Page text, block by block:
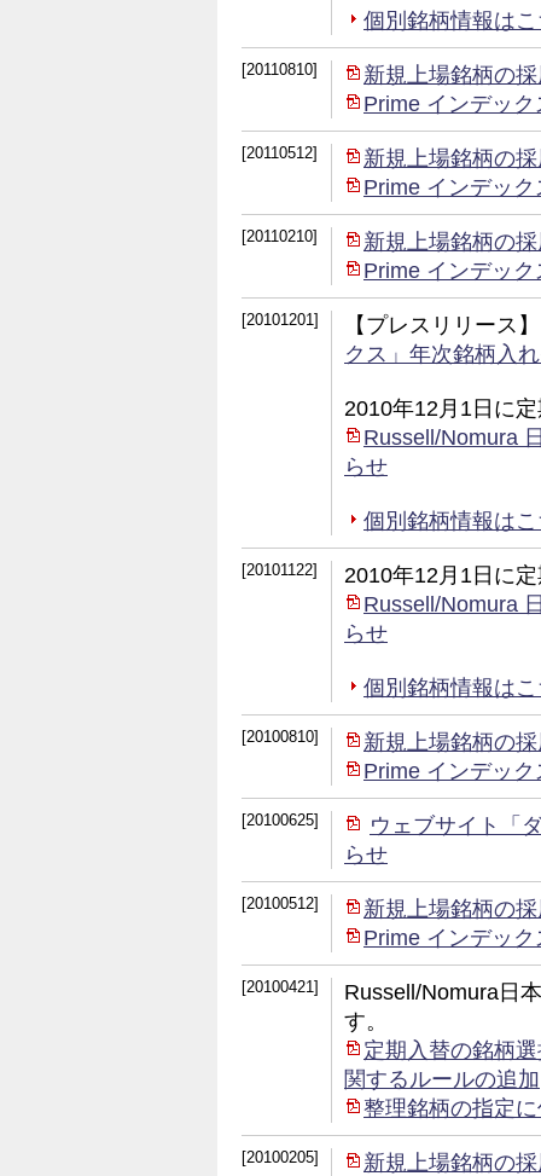
個別銘柄情報は
[20110810]
新規上場銘柄の
Prime インデッ
[20110512]
新規上場銘柄の
Prime インデッ
[20110210]
新規上場銘柄の
Prime インデッ
[20101201]
【プレスリリース】
クス」年次銘柄入
2010年12月1日に
Russell/Nomura
らせ
個別銘柄情報は
[20101122]
2010年12月1日に
Russell/Nomura
らせ
個別銘柄情報は
[20100810]
新規上場銘柄の
Prime インデッ
[20100625]
ウェブサイト「
らせ
[20100512]
新規上場銘柄の
Prime インデッ
[20100421]
Russell/Nomura日
す。
定期入替の銘柄
関するルールの追加
整理銘柄の指定
[20100205]
新規上場銘柄の